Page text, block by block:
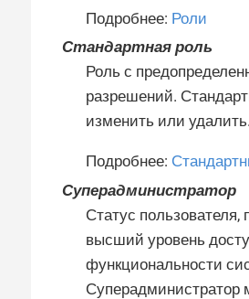
Подробнее: Роли
Стандартная роль
Роль с
разрешений.
изменить или удалить.
Подробнее:
Суперадминистратор
Статус
высший уровень
функциональности
Суперадминистратор